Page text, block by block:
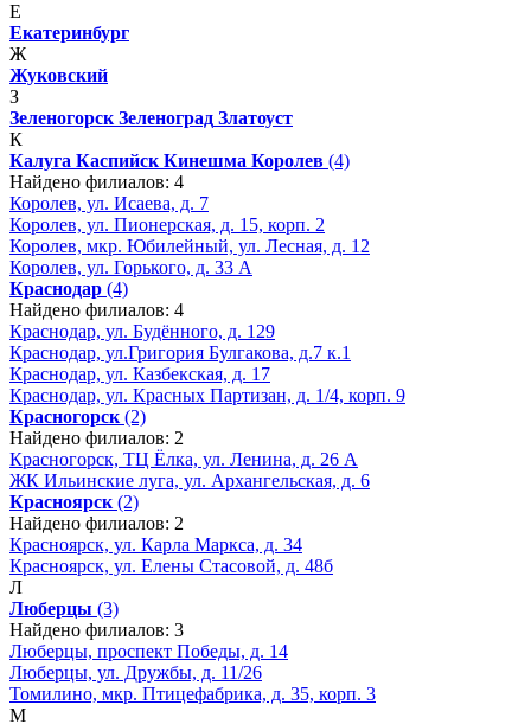
Е
Екатеринбург
Ж
Жуковский
З
Зеленогорск Зеленоград Златоуст
К
Калуга Каспийск Кинешма Королев (4)
Найдено филиалов: 4
Королев, ул. Исаева, д. 7
Королев, ул. Пионерская, д. 15, корп. 2
Королев, мкр. Юбилейный, ул. Лесная, д. 12
Королев, ул. Горького, д. 33 А
Краснодар (4)
Найдено филиалов: 4
Краснодар, ул. Будённого, д. 129
Краснодар, ул.Григория Булгакова, д.7 к.1
Краснодар, ул. Казбекская, д. 17
Краснодар, ул. Красных Партизан, д. 1/4, корп. 9
Красногорск (2)
Найдено филиалов: 2
Красногорск, ТЦ Ёлка, ул. Ленина, д. 26 А
ЖК Ильинские луга, ул. Архангельская, д. 6
Красноярск (2)
Найдено филиалов: 2
Красноярск, ул. Карла Маркса, д. 34
Красноярск, ул. Елены Стасовой, д. 48б
Л
Люберцы (3)
Найдено филиалов: 3
Люберцы, проспект Победы, д. 14
Люберцы, ул. Дружбы, д. 11/26
Томилино, мкр. Птицефабрика, д. 35, корп. 3
М